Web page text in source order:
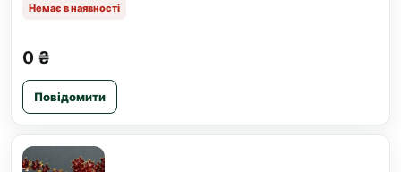
Немає в наявності
0 ₴
Повідомити